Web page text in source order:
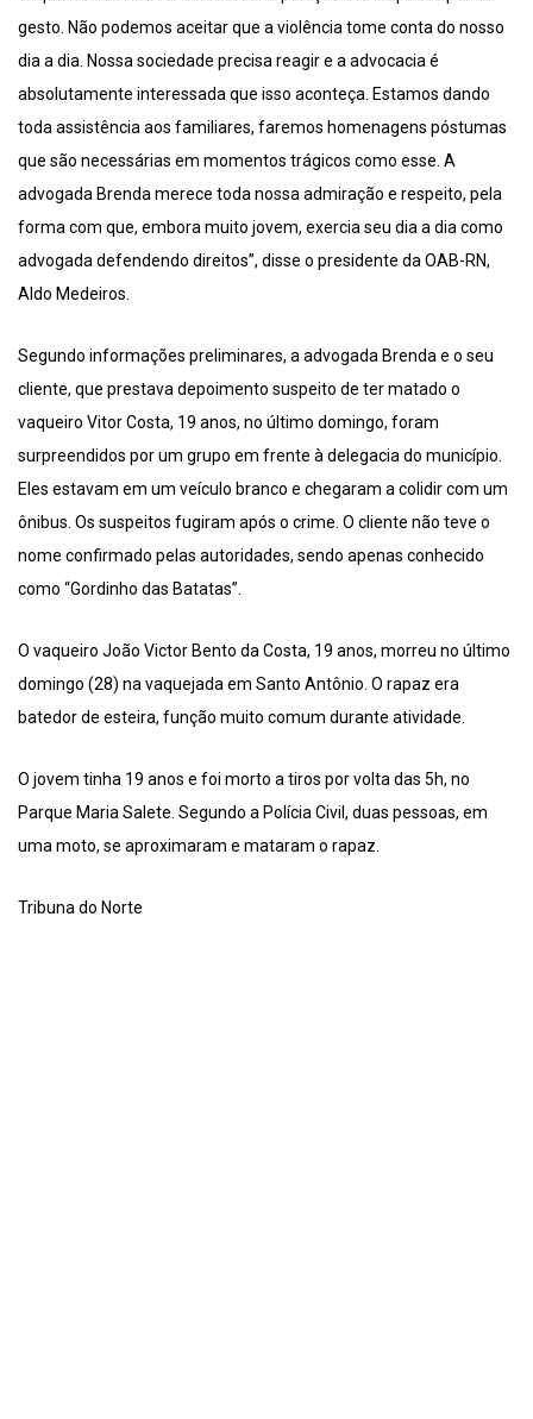
gesto. Não podemos aceitar que a violência tome conta do nosso
dia a dia. Nossa sociedade precisa reagir e a advocacia é
absolutamente interessada que isso aconteça. Estamos dando
toda assistência aos familiares, faremos homenagens póstumas
que são necessárias em momentos trágicos como esse. A
advogada Brenda merece toda nossa admiração e respeito, pela
forma com que, embora muito jovem, exercia seu dia a dia como
advogada defendendo direitos”, disse o presidente da OAB-RN,
Aldo Medeiros.
Segundo informações preliminares, a advogada Brenda e o seu
cliente, que prestava depoimento suspeito de ter matado o
vaqueiro Vitor Costa, 19 anos, no último domingo, foram
surpreendidos por um grupo em frente à delegacia do município.
Eles estavam em um veículo branco e chegaram a colidir com um
ônibus. Os suspeitos fugiram após o crime. O cliente não teve o
nome confirmado pelas autoridades, sendo apenas conhecido
como “Gordinho das Batatas”.
O vaqueiro João Victor Bento da Costa, 19 anos, morreu no último
domingo (28) na vaquejada em Santo Antônio. O rapaz era
batedor de esteira, função muito comum durante atividade.
O jovem tinha 19 anos e foi morto a tiros por volta das 5h, no
Parque Maria Salete. Segundo a Polícia Civil, duas pessoas, em
uma moto, se aproximaram e mataram o rapaz.
Tribuna do Norte